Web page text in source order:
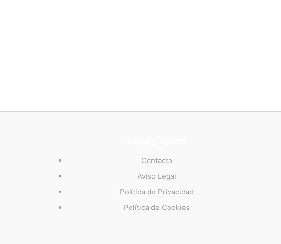
Contacto
Aviso Legal
Política de Privacidad
Política de Cookies